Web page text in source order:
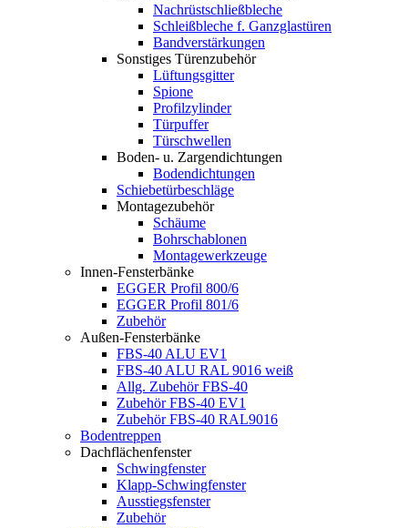
Nachrüstschließbleche
Schleißbleche f. Ganzglastüren
Bandverstärkungen
Sonstiges Türenzubehör
Lüftungsgitter
Spione
Profilzylinder
Türpuffer
Türschwellen
Boden- u. Zargendichtungen
Bodendichtungen
Schiebetürbeschläge
Montagezubehör
Schäume
Bohrschablonen
Montagewerkzeuge
Innen-Fensterbänke
EGGER Profil 800/6
EGGER Profil 801/6
Zubehör
Außen-Fensterbänke
FBS-40 ALU EV1
FBS-40 ALU RAL 9016 weiß
Allg. Zubehör FBS-40
Zubehör FBS-40 EV1
Zubehör FBS-40 RAL9016
Bodentreppen
Dachflächenfenster
Schwingfenster
Klapp-Schwingfenster
Ausstiegsfenster
Zubehör